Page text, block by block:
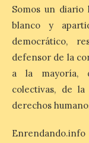
Zamora,
provincias con
1% de los
esas […]
El eclipse
precios
según
Somos un diario
blanco y
democrático,
defensor de la
a la mayoría,
colectivas, de
derechos